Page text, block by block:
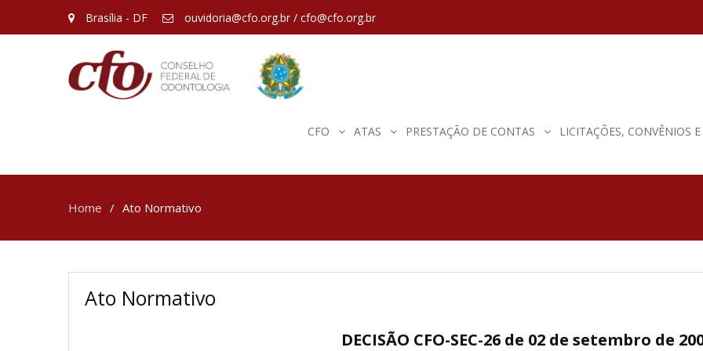
Brasília - DF ouvidoria@cfo.org.br / cfo@cfo.org.br
CFO ATAS PRESTAÇÃO DE CONTAS LICITAÇÕES, CONVÊNIOS
Home Ato Normativo
Ato Normativo
DECISÃO CFO-SEC-26 de 02 de setembro de